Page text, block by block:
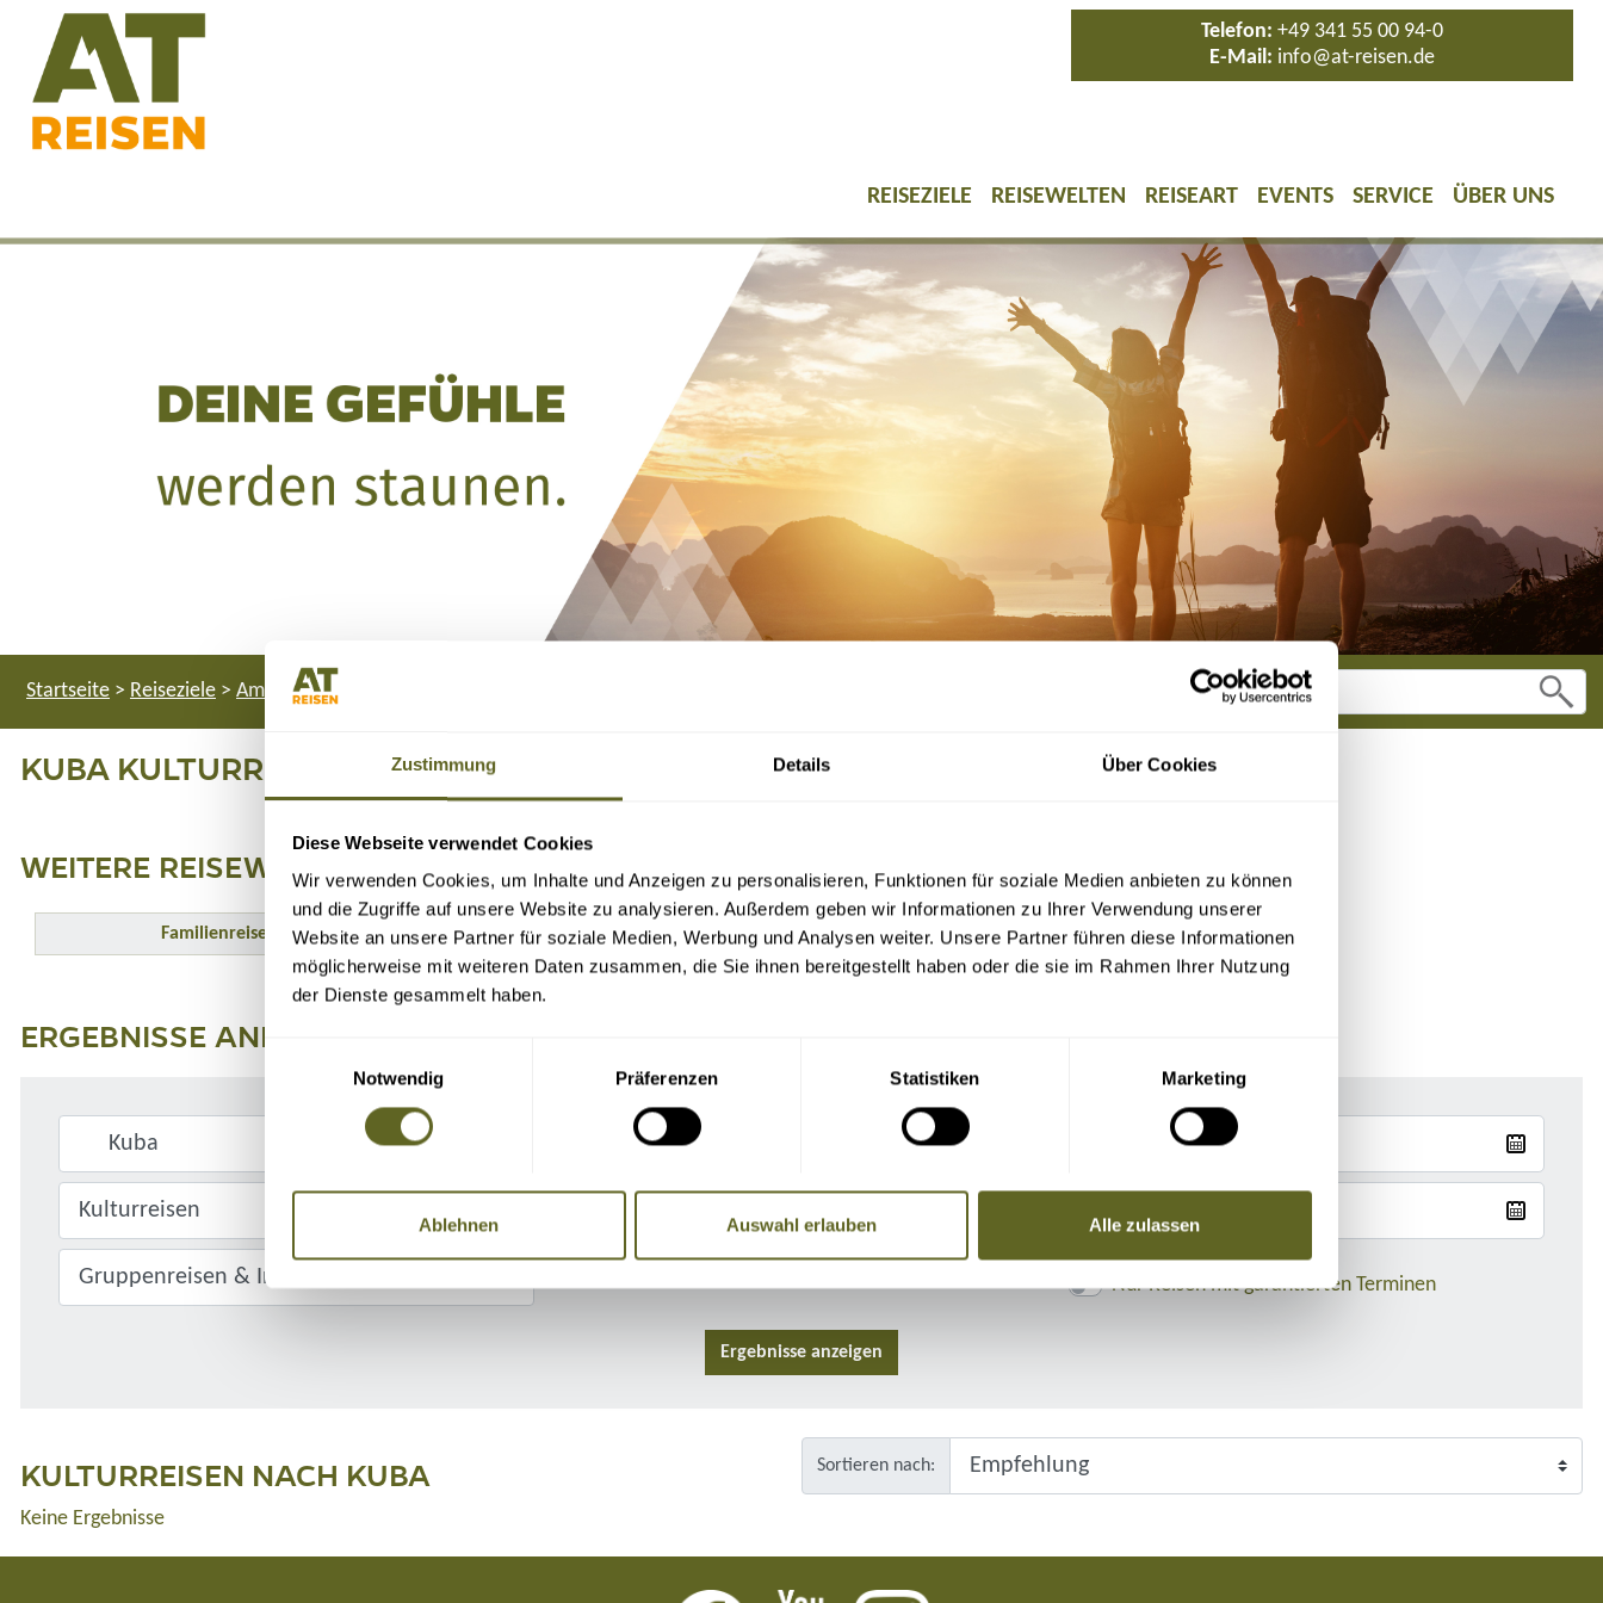
Zustimmung Details Über Cookies
Diese Webseite verwendet Cookies
Wir verwenden Cookies, um Inhalte und Anzeigen zu personalisieren, Funktionen für soziale Medien anbieten zu können
und die Zugriffe auf unsere Website zu analysieren. Außerdem geben wir Informationen zu Ihrer Verwendung unserer
Website an unsere Partner für soziale Medien, Werbung und Analysen weiter. Unsere Partner führen diese Informationen
möglicherweise mit weiteren Daten zusammen, die Sie ihnen bereitgestellt haben oder die sie im Rahmen Ihrer Nutzung
der Dienste gesammelt haben.
Einwilligungsauswahl
Notwendig
Präferenzen Statistiken Marketing
Ablehnen Auswahl erlauben Alle zulassen
Telefon: +49 341 55 00 94-0
E-Mail: info@at-reisen.de
REISEZIELE REISEWELTEN REISEART EVENTS SERVICE ÜBER UNS
Startseite > Reiseziele > Amerika>Kuba
KUBA KULTURREISEN
WEITERE REISEWELTEN KUBA
Familienreisen
ERGEBNISSE ANPASSEN
Reisedauer Tage:
Reisepreis:
Schwierigkeitsgrad:
Nur Reisen mit garantierten Terminen
KULTURREISEN NACH KUBA Sortieren nach:
Keine Ergebnisse